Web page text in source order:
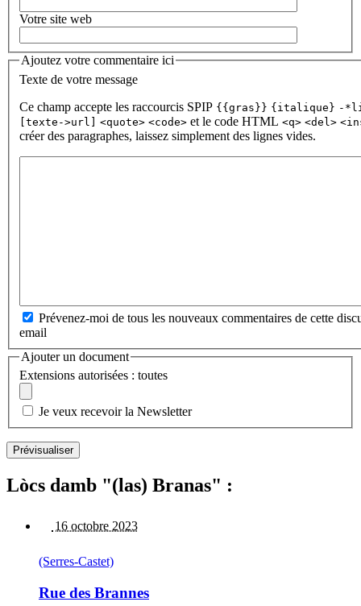
Votre site web
Ajoutez votre commentaire ici
Texte de votre message
Ce champ accepte les raccourcis SPIP {{gras}} {italique} -
[texte->url] <quote> <code> et le code HTML <q> <del>
créer des paragraphes, laissez simplement des lignes vides.
Prévenez-moi de tous les nouveaux commentaires de cette
email
Ajouter un document
Extensions autorisées : toutes
Je veux recevoir la Newsletter
Lòcs damb "(las) Branas" :
16 octobre 2023
(Serres-Castet)
Rue des Brannes